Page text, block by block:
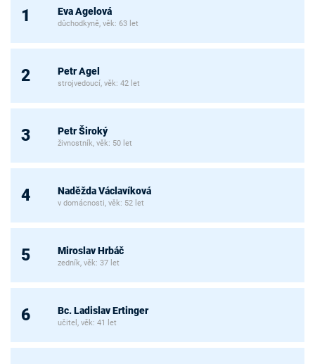
1 Eva Agelová
důchodkyně, věk: 63 let
2 Petr Agel
strojvedoucí, věk: 42 let
3 Petr Široký
živnostník, věk: 50 let
4 Naděžda Václavíková
v domácnosti, věk: 52 let
5 Miroslav Hrbáč
zedník, věk: 37 let
6 Bc. Ladislav Ertinger
učitel, věk: 41 let